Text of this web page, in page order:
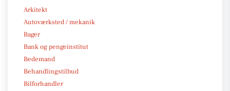
Arkitekt
Autoværksted / mekanik
Bager
Bank og pengeinstitut
Bedemand
Behandlingstilbud
Bilforhandler